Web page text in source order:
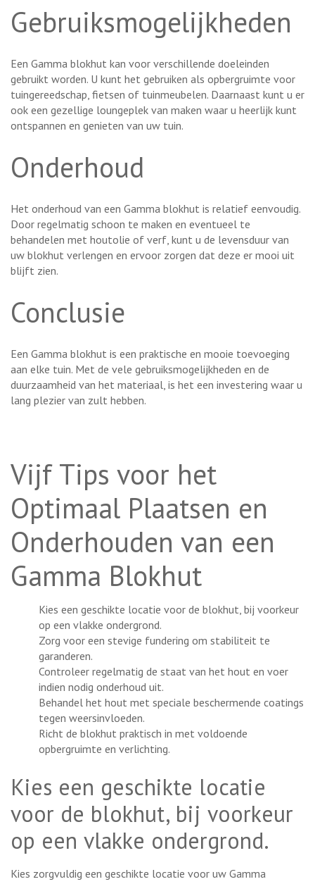
Gebruiksmogelijkheden
Een Gamma blokhut kan voor verschillende doeleinden
gebruikt worden. U kunt het gebruiken als opbergruimte voor
tuingereedschap, fietsen of tuinmeubelen. Daarnaast kunt u er
ook een gezellige loungeplek van maken waar u heerlijk kunt
ontspannen en genieten van uw tuin.
Onderhoud
Het onderhoud van een Gamma blokhut is relatief eenvoudig.
Door regelmatig schoon te maken en eventueel te
behandelen met houtolie of verf, kunt u de levensduur van
uw blokhut verlengen en ervoor zorgen dat deze er mooi uit
blijft zien.
Conclusie
Een Gamma blokhut is een praktische en mooie toevoeging
aan elke tuin. Met de vele gebruiksmogelijkheden en de
duurzaamheid van het materiaal, is het een investering waar u
lang plezier van zult hebben.
Vijf Tips voor het
Optimaal Plaatsen en
Onderhouden van een
Gamma Blokhut
Kies een geschikte locatie voor de blokhut, bij voorkeur
op een vlakke ondergrond.
Zorg voor een stevige fundering om stabiliteit te
garanderen.
Controleer regelmatig de staat van het hout en voer
indien nodig onderhoud uit.
Behandel het hout met speciale beschermende coatings
tegen weersinvloeden.
Richt de blokhut praktisch in met voldoende
opbergruimte en verlichting.
Kies een geschikte locatie
voor de blokhut, bij voorkeur
op een vlakke ondergrond.
Kies zorgvuldig een geschikte locatie voor uw Gamma